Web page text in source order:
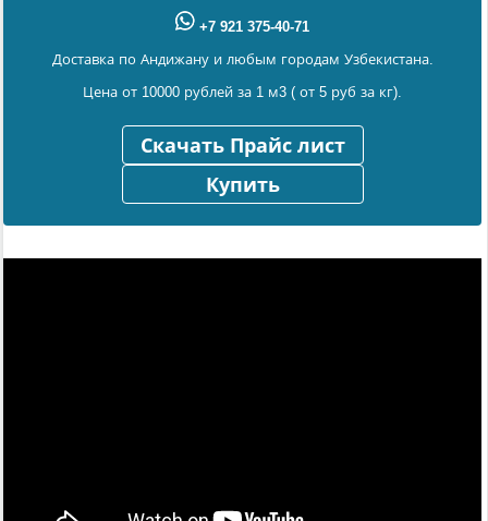
+7 921 375-40-71
Доставка по Андижану и любым городам Узбекистана.
Цена от 10000 рублей за 1 м3 ( от 5 руб за кг).
Скачать Прайс лист
Купить